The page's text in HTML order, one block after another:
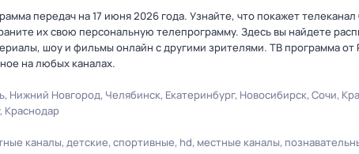
передач на 17 июня 2026 года. Узнайте, что покажет телеканал
их свою персональную телепрограмму. Здесь вы найдете
шоу и фильмы онлайн с другими зрителями. ТВ программа
на любых каналах.
Нижний Новгород Челябинск Екатеринбург Новосибирск Сочи
Краснодар
каналы детские спортивные hd местные каналы